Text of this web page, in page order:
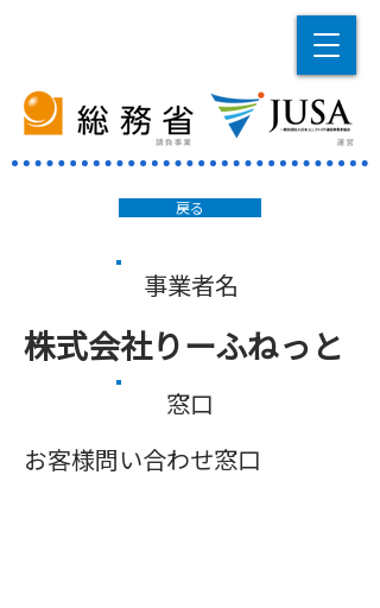
戻る
事業者名
株式会社りーふねっと
窓口
お客様問い合わせ窓口